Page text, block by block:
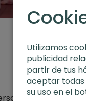
Utilizamos
publicidad
partir de tus
aceptar todas
su uso en el